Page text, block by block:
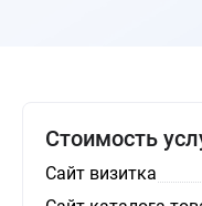
Стоимость
Сайт визитка